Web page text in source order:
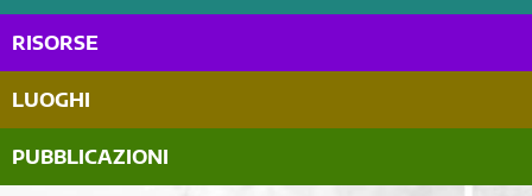
RISORSE
LUOGHI
PUBBLICAZIONI